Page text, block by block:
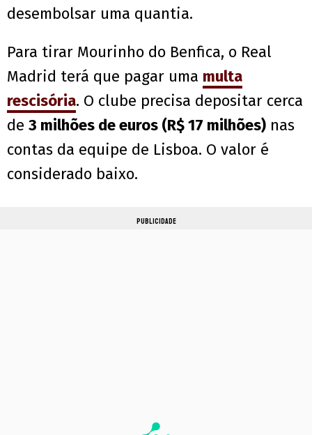
desembolsar uma quantia.
Para tirar Mourinho do Benfica, o Real
Madrid terá que pagar uma multa
rescisória. O clube precisa depositar cerca
de 3 milhões de euros (R$ 17 milhões) nas
contas da equipe de Lisboa. O valor é
considerado baixo.
PUBLICIDADE